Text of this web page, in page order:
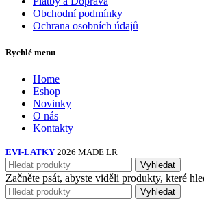
Obchodní podmínky
Ochrana osobních údajů
Rychlé menu
Home
Eshop
Novinky
O nás
Kontakty
EVI-LATKY 2026 MADE LR
Vyhledat
Začněte psát, abyste viděli produkty, které
Vyhledat